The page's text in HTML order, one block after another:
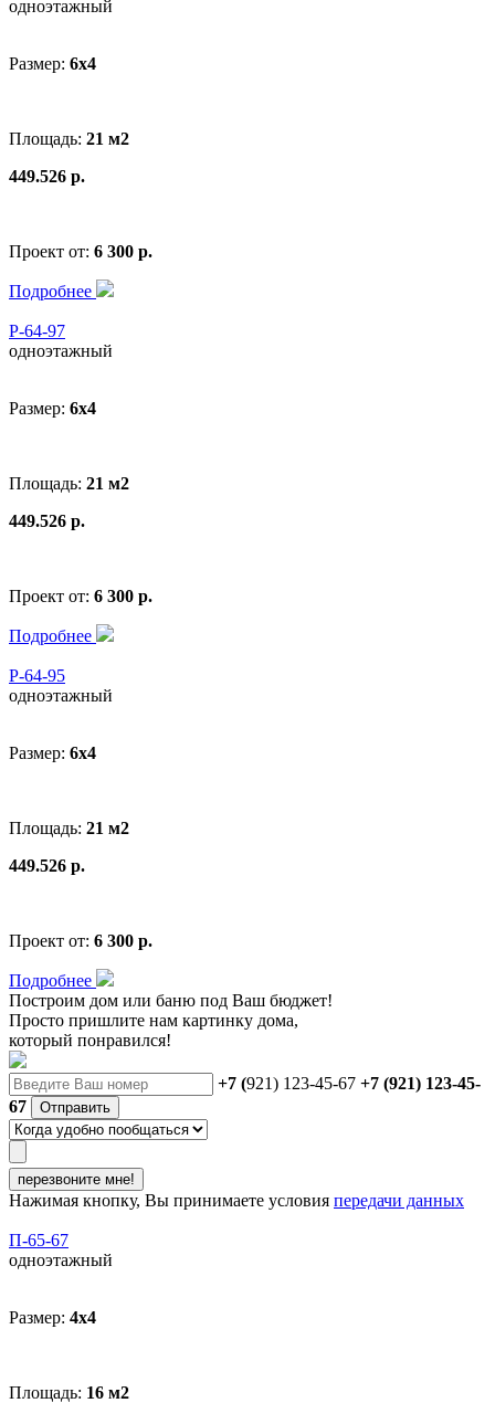
одноэтажный
Размер: 6x4
Площадь: 21 м2
449.526 р.
Проект от: 6 300 р.
Подробнее
Р-64-97
одноэтажный
Размер: 6x4
Площадь: 21 м2
449.526 р.
Проект от: 6 300 р.
Подробнее
Р-64-95
одноэтажный
Размер: 6x4
Площадь: 21 м2
449.526 р.
Проект от: 6 300 р.
Подробнее
Построим дом или баню под Ваш бюджет!
Просто пришлите нам картинку дома,
который понравился!
+7 (921) 123-45-67 +7 (921) 123-45-
67
Отправить
перезвоните мне!
Нажимая кнопку, Вы принимаете условия передачи данных
П-65-67
одноэтажный
Размер: 4x4
Площадь: 16 м2